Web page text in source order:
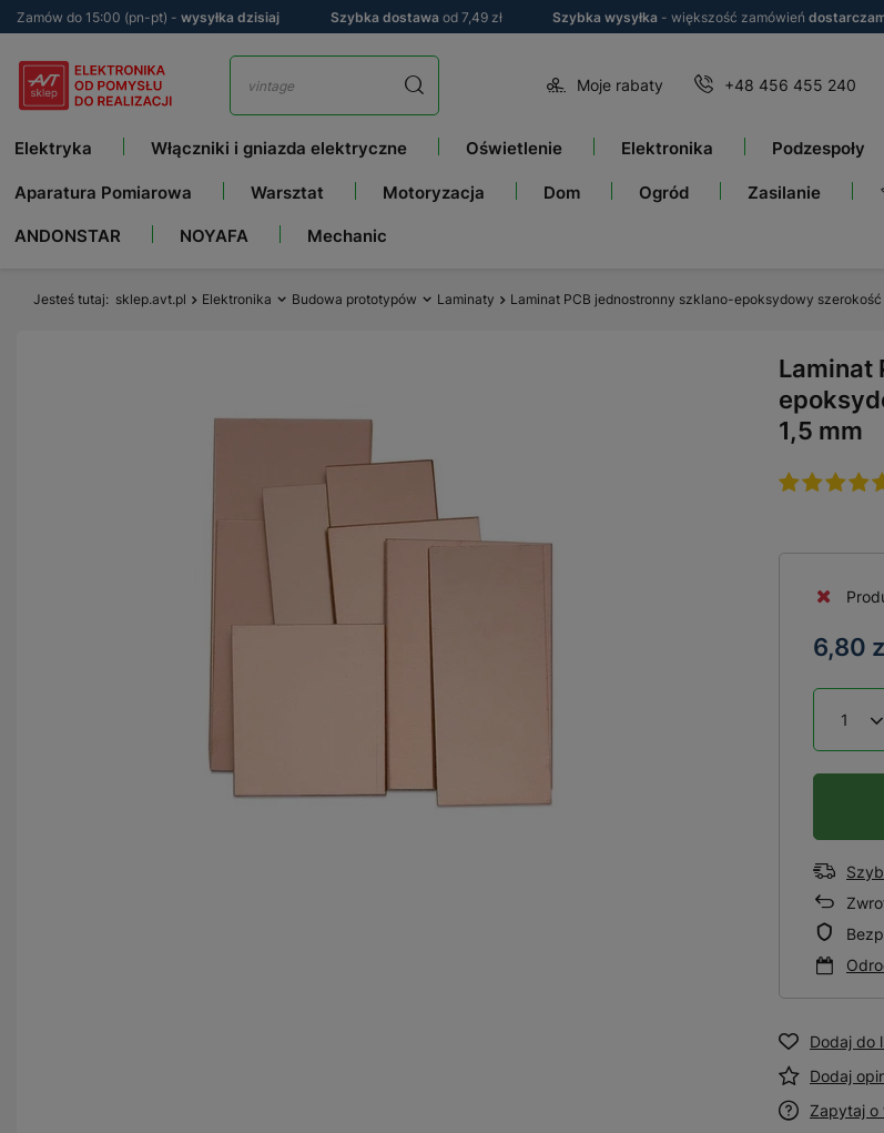
Zamów do 15:00 (pn-pt) - wysyłka dzisiaj Szybka dostawa od 7,49 zł Szybka wysyłka - większość zamówień
Moje rabaty +48 456 455 240
Elektryka Włączniki i gniazda elektryczne Oświetlenie Elektronika Podzespoły
Aparatura Pomiarowa Warsztat Motoryzacja Dom Ogród Zasilanie
ANDONSTAR NOYAFA Mechanic
Jesteś tutaj sklep.avt.pl Elektronika Budowa prototypów Laminaty Laminat PCB jednostronny szklano-epoksydowy szerokość
Laminat
1,5 mm
6,80
Dodaj do
Dodaj
Zapytaj